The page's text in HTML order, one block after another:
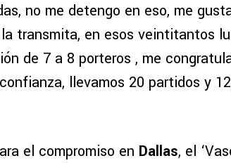
no me detengo en eso, me
transmita, en esos veintitantos
de 7 a 8 porteros , me
llevamos 20 partidos y
el compromiso en Dallas, el